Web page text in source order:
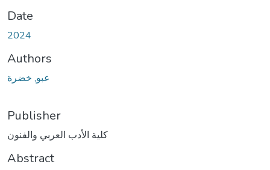
Date
2024
Authors
عبو, خضرة
Publisher
كلية الأدب العربي والفنون
Abstract